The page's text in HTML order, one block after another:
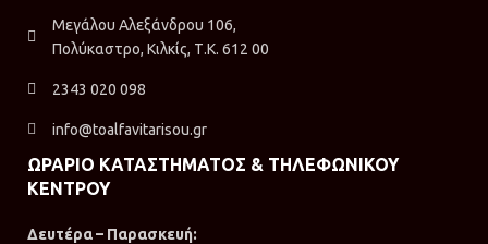
Μεγάλου Αλεξάνδρου 106,
Πολύκαστρο, Κιλκίς, Τ.Κ. 612 00
2343 020 098
info@toalfavitarisou.gr
ΩΡΑΡΙΟ ΚΑΤΑΣΤΗΜΑΤΟΣ & ΤΗΛΕΦΩΝΙΚΟΥ
ΚΕΝΤΡΟΥ
Δευτέρα – Παρασκευή: